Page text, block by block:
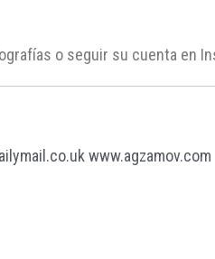
o seguir su cuenta en
www.agzamov.com